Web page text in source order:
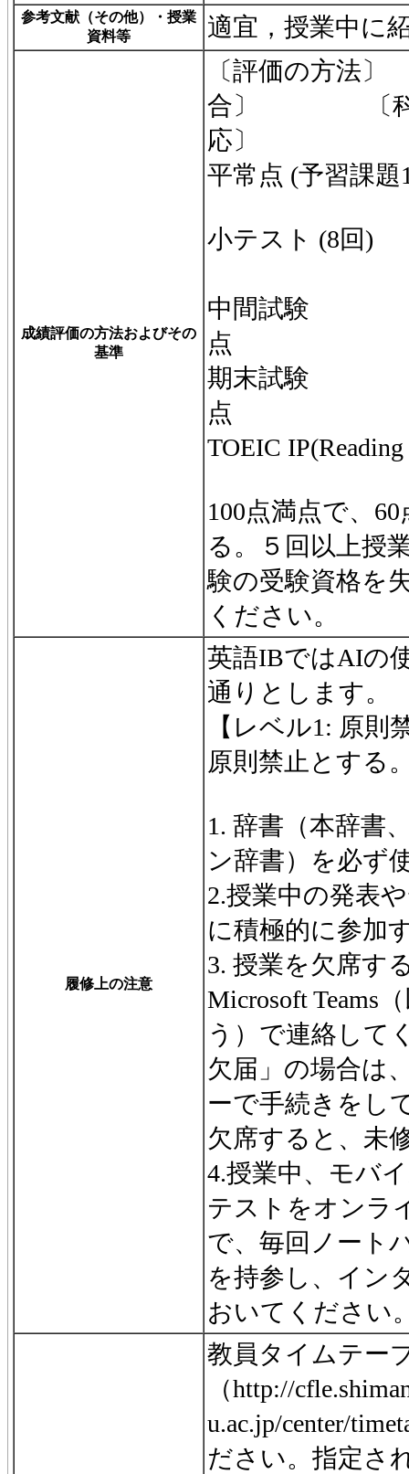
参考文献（その他）・授業
資料等
適宜，授業中に
成績評価の方法およびその
基準
〔評価の方
合〕 〔科目
応〕
平常点 (予習課
小テスト
中間試
点
期末試
点
TOEIC
100点満点で、
る。５回以上授
験の受験資格を
ください。
履修上の注意
英語IBではAIの
通りとします。
【レベル1: 原
原則禁止とする
1. 辞書（本辞書
ン辞書）を必ず
2.授業中の発表
に積極的に参加
3. 授業を欠席す
Microsoft Teams
う）で連絡して
欠届」の場合は
ーで手続きをし
欠席すると、未
4.授業中、モバ
テストをオンラ
で、毎回ノート
を持参し、イン
おいてください
教員タイムテー
（http://
u.ac.jp/center/
ださい。指定さ